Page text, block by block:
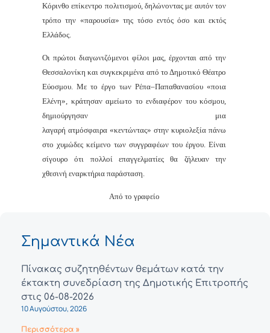
Κόρινθο επίκεντρο πολιτισμού, δηλώνοντας με αυτόν τον
τρόπο την «παρουσία» της τόσο εντός όσο και εκτός
Ελλάδος.
Οι πρώτοι διαγωνιζόμενοι φίλοι μας, έρχονται από την
Θεσσαλονίκη και συγκεκριμένα από το Δημοτικό Θέατρο
Εύοσμου. Με το έργο των Ρέπα–Παπαθανασίου «ποια
Ελένη», κράτησαν αμείωτο το ενδιαφέρον του κόσμου,
δημιούργησαν μια
λαγαρή ατμόσφαιρα «κεντώντας» στην κυριολεξία πάνω
στο χυμώδες κείμενο των συγγραφέων του έργου. Είναι
σίγουρο ότι πολλοί επαγγελματίες θα ζήλευαν την
χθεσινή εναρκτήρια παράσταση.
Από το γραφείο
Σημαντικά Νέα
Πίνακας συζητηθέντων θεμάτων κατά την
έκτακτη συνεδρίαση της Δημοτικής Επιτροπής
στις 06-08-2026
10 Αυγούστου, 2026
Περισσότερα »